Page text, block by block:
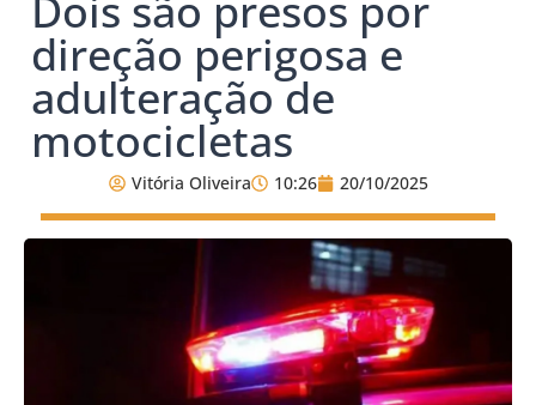
direção perigosa e
adulteração de
motocicletas
Vitória Oliveira 10:26 20/10/2025